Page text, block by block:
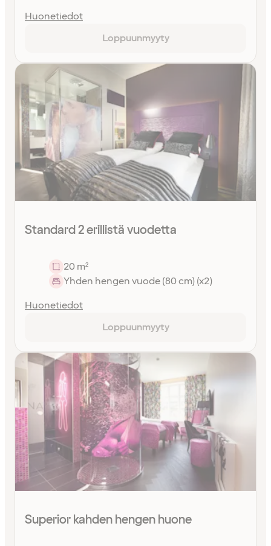
Huonetiedot
Loppuunmyyty
Standard 2 erillistä vuodetta
20 m²
Yhden hengen vuode (80 cm) (x2)
Huonetiedot
Loppuunmyyty
Superior kahden hengen huone